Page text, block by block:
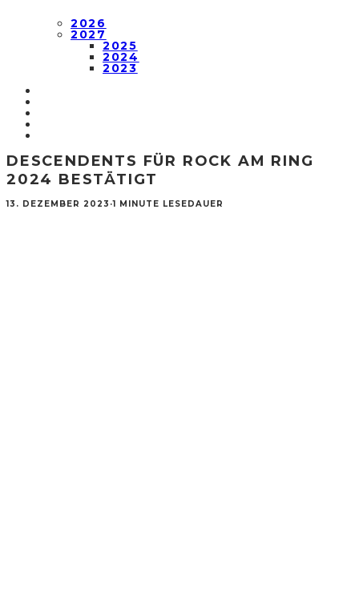
2026
2027
2025
2024
2023
DESCENDENTS FÜR ROCK AM RING
2024 BESTÄTIGT
13. DEZEMBER 2023 ·1 MINUTE LESEDAUER